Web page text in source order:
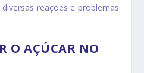
reações e problemas
O AÇÚCAR NO